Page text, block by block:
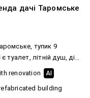
дачі Таромське
тупик 9
туалет, літній душ, дім
будинку є пічне
вода по розкладу.
ліс, неподалік
renovation AI
building